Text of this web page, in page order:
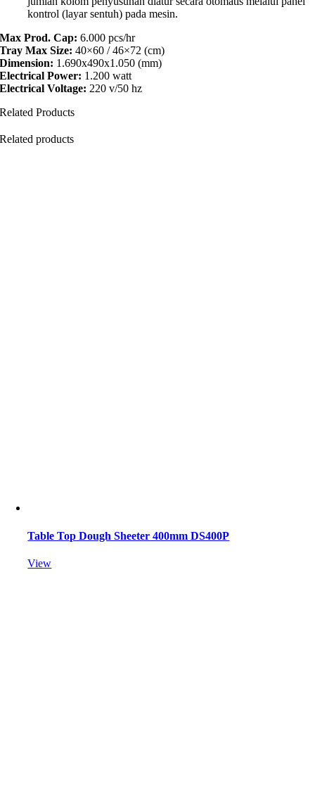
kontrol (layar sentuh) pada mesin.
Max Prod. Cap:6.000 pcs/hr
Tray Max Size:40×60 / 46×72 (cm)
Dimension: 1.690x490x1.050 (mm)
Electrical Power: 1.200 watt
Electrical Voltage:220 v/50 hz
Related Products
Related products
Table Top Dough Sheeter 400mm DS400P
View